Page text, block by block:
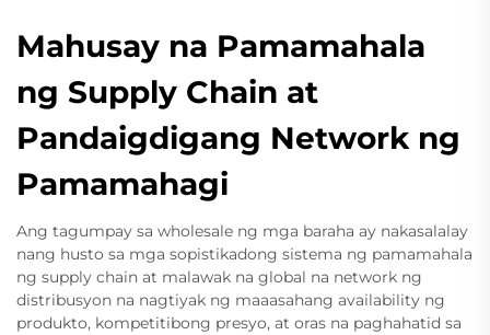
Mahusay na Pamamahala
ng Supply Chain at
Pandaigdigang Network ng
Pamamahagi
Ang tagumpay sa wholesale ng mga baraha ay nakasalalay
nang husto sa mga sopistikadong sistema ng pamamahala
ng supply chain at malawak na global na network ng
distribusyon na nagtiyak ng maaasahang availability ng
produkto, kompetitibong presyo, at oras na paghahatid sa